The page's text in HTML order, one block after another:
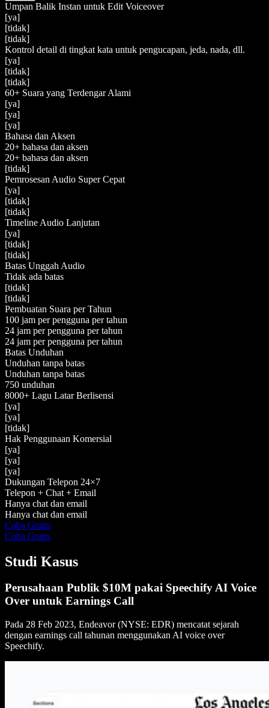
Umpan Balik Instan untuk Edit Voiceover
[ya]
[tidak]
[tidak]
Kontrol detail di tingkat kata untuk pengucapan, jeda, nada, dll.
[ya]
[tidak]
[tidak]
60+ Suara yang Terdengar Alami
[ya]
[ya]
[ya]
Bahasa dan Aksen
20+ bahasa dan aksen
20+ bahasa dan aksen
[tidak]
Pemrosesan Audio Super Cepat
[ya]
[tidak]
[tidak]
Timeline Audio Lanjutan
[ya]
[tidak]
[tidak]
Batas Unggah Audio
Tidak ada batas
[tidak]
[tidak]
Pembuatan Suara per Tahun
100 jam per pengguna per tahun
24 jam per pengguna per tahun
24 jam per pengguna per tahun
Batas Unduhan
Unduhan tanpa batas
Unduhan tanpa batas
750 unduhan
8000+ Lagu Latar Berlisensi
[ya]
[ya]
[tidak]
Hak Penggunaan Komersial
[ya]
[ya]
[ya]
Dukungan Telepon 24×7
Telepon + Chat + Email
Hanya chat dan email
Hanya chat dan email
Coba Gratis
Coba Gratis
Studi Kasus
Perusahaan Publik $10M pakai Speechify AI Voice
Over untuk Earnings Call
Pada 28 Feb 2023, Endeavor (NYSE: EDR) mencatat sejarah
dengan earnings call tahunan menggunakan AI voice over
Speechify.